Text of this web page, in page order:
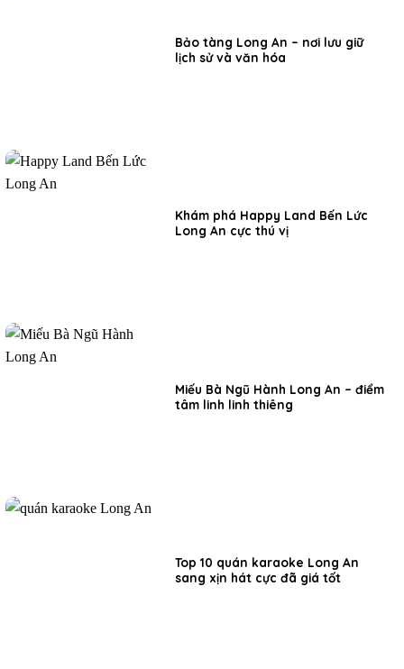
Bảo tàng Long An – nơi lưu giữ
lịch sử và văn hóa
Khám phá Happy Land Bến Lức
Long An cực thú vị
Miếu Bà Ngũ Hành Long An – điểm
tâm linh linh thiêng
Top 10 quán karaoke Long An
sang xịn hát cực đã giá tốt